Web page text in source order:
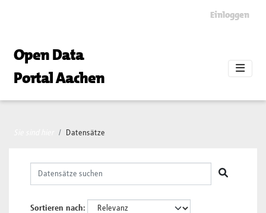
Einloggen
Open Data
Portal Aachen
Datensätze
Sortieren nach